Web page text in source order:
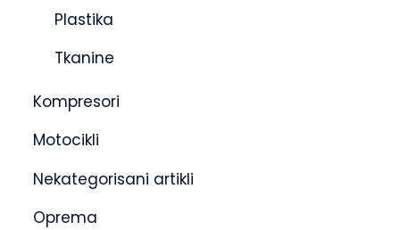
Plastika
Tkanine
Kompresori
Motocikli
Nekategorisani artikli
Oprema